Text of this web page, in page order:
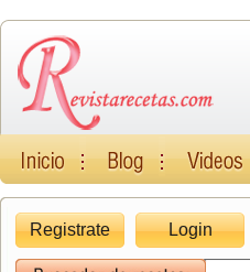
Registrate Login